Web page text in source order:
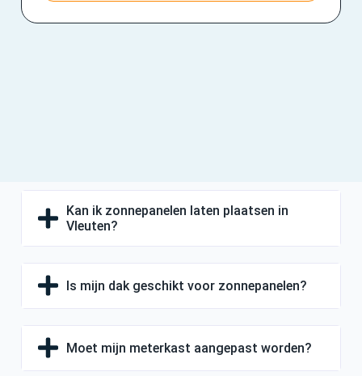
Kan ik zonnepanelen laten plaatsen in
Vleuten?
Is mijn dak geschikt voor zonnepanelen?
Moet mijn meterkast aangepast worden?